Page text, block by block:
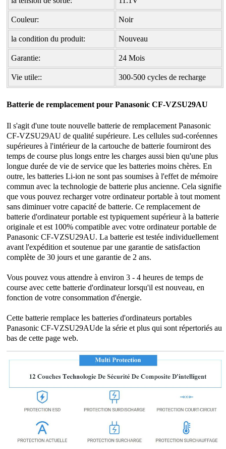
Couleur: Noir
la condition du produit: Nouveau
Garantie: 24 Mois
Vie utile:: 300-500 cycles de recharge
Batterie de remplacement pour PanasonicCF-VZSU29AU
Il s'agit d'une toute nouvellebatterie de remplacement Panasonic
CF-VZSU29AUde qualité supérieure. Les cellules sud-coréennes
supérieures à l'intérieur de la cartouche de batterie fourniront des
temps de course plus longs entre les charges aussi bien qu'une plus
longue durée de vie de service que les batteries moins chères. En
outre, les batteries Li-ion ne sont pas soumises à l'effet de mémoire
commun avec la technologie de batterie plus ancienne. Cela signifie
que vous pouvez recharger votre ordinateur portable à tout moment
sans diminuer votre capacité de batterie. Ce remplacement de
batterie d'ordinateur portable est typiquement supérieur à la batterie
originale et est 100% compatible avec votre ordinateur portable de
Panasonic CF-VZSU29AU. La batterie est testée individuellement
avant l'expédition et soutenue par une garantie de satisfaction
complète de 30 jours et une garantie de 2 ans.
Vous pouvez vous attendre à environ 3 - 4 heures de temps de
course avec cette batterie d'ordinateur lorsqu'il est nouveau, en
fonction de votre consommation d'énergie.
Cette batterie remplace les batteries d'ordinateurs portables
Panasonic CF-VZSU29AUde la série et plus qui sont répertoriés au
bas de cette page web.